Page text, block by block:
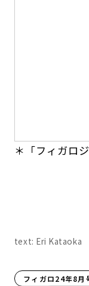
＊「フィガロ
text: Eri Kataoka
フィガロ24年8月